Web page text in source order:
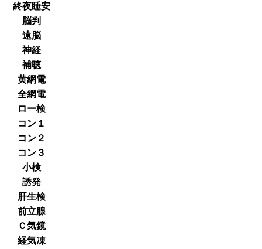
終夜睡安
脳判
遠脳
神経
補聴
黄網電
全網電
ロー検
コン１
コン２
コン３
小検
誘発
肝生検
前立腺
Ｃ気鏡
経気凍